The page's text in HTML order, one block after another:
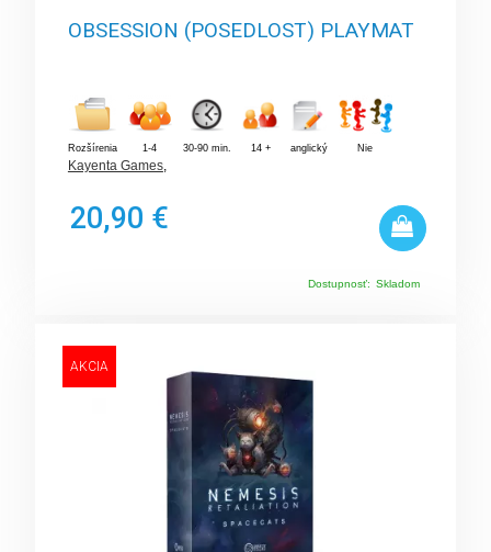
OBSESSION (POSEDLOST) PLAYMAT
Rozšírenia 1-4 30-90 min. 14 + anglický Nie
Kayenta Games,
20,90 €
Dostupnosť: Skladom
AKCIA